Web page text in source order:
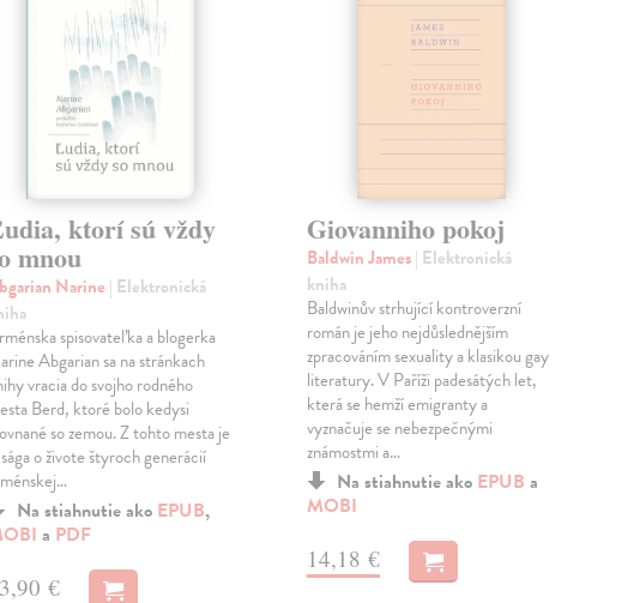
ktorí sú vždy
mnou
Narine | Elektronická
spisovateľka a blogerka
Abgarian sa na stránkach
vracia do svojho rodného
Berd, ktoré bolo kedysi
so zemou. Z tohto mesta je
o živote štyroch generácií
Na stiahnutie ako EPUB,
a PDF
€
Giovanniho pokoj
Baldwin James| Elektronická
kniha
Baldwinův strhující kontroverzní
román je jeho nejdůslednějším
zpracováním sexuality a klasikou gay
literatury. V Paříži padesátých let,
která se hemží emigranty a
vyznačuje se nebezpečnými
známostmi a…
Na stiahnutie ako EPUB a
MOBI
14,18 €